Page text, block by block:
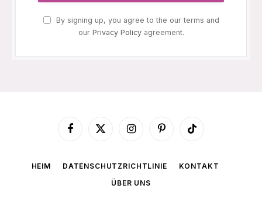
By signing up, you agree to the our terms and
our Privacy Policyagreement.
Facebook
X
InstagramPinterestTikTok
HEIM DATENSCHUTZRICHTLINIE
KONTAKT
ÜBER UNS